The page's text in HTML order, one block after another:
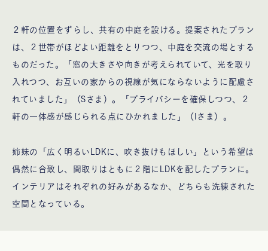
２軒の位置をずらし、共有の中庭を設ける。提案されたプラン
は、２世帯がほどよい距離をとりつつ、中庭を交流の場とする
ものだった。「窓の大きさや向きが考えられていて、光を取り
入れつつ、お互いの家からの視線が気にならないように配慮さ
れていました」（Sさま）。「プライバシーを確保しつつ、２
軒の一体感が感じられる点にひかれました」（Iさま）。
姉妹の「広く明るいLDKに、吹き抜けもほしい」という希望は
偶然に合致し、間取りはともに２階にLDKを配したプランに。
インテリアはそれぞれの好みがあるなか、どちらも洗練された
空間となっている。